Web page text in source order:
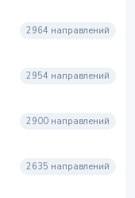
2964 направлений
2954 направлений
2900 направлений
2635 направлений